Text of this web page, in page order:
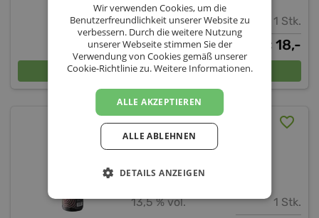
13,5 % vol. 1 Stk.
€ 18,-
In den Warenkorb
Chardonnay O.T. Reserve
2022
Fink & Kotzian Weinbau
WienWeinviertel
13,5 % vol. 1 Stk.
Wir verwenden Cookies, um die
Benutzerfreundlichkeit unserer Website zu
verbessern. Durch die weitere Nutzung
unserer Webseite stimmen Sie der
Verwendung von Cookies gemäß unserer
Cookie-Richtlinie zu.Weitere Informationen.
ALLE AKZEPTIEREN
ALLE ABLEHNEN
DETAILS ANZEIGEN